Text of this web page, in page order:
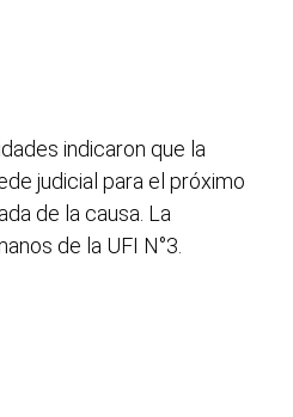
indicaron que la
judicial para el próximo
de la causa. La
de la UFI N°3.